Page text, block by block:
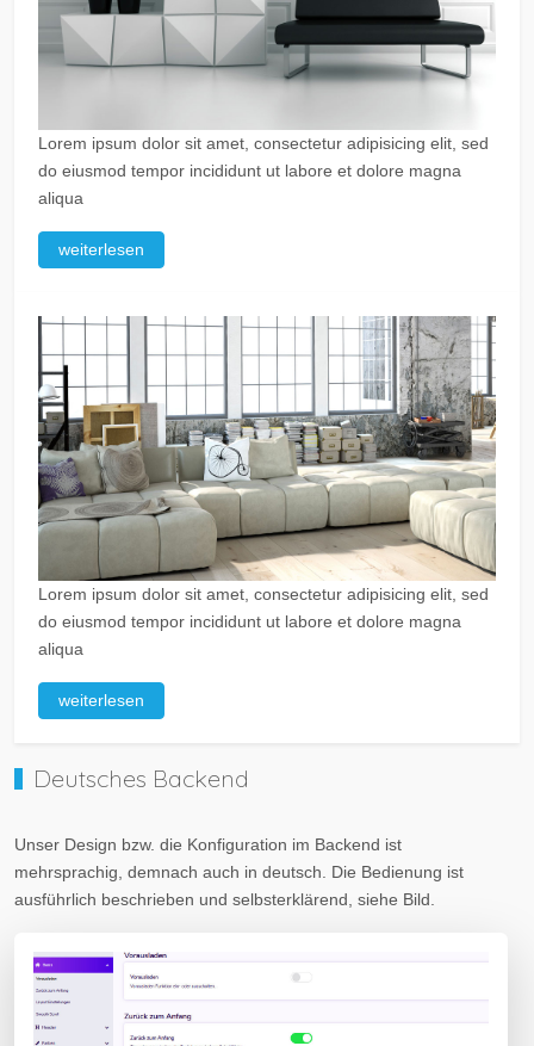
Lorem ipsum dolor sit amet, consectetur adipisicing elit, sed
do eiusmod tempor incididunt ut labore et dolore magna
aliqua
weiterlesen
Lorem ipsum dolor sit amet, consectetur adipisicing elit, sed
do eiusmod tempor incididunt ut labore et dolore magna
aliqua
weiterlesen
Deutsches Backend
Unser Design bzw. die Konfiguration im Backend ist
mehrsprachig, demnach auch in deutsch. Die Bedienung ist
ausführlich beschrieben und selbsterklärend, siehe Bild.